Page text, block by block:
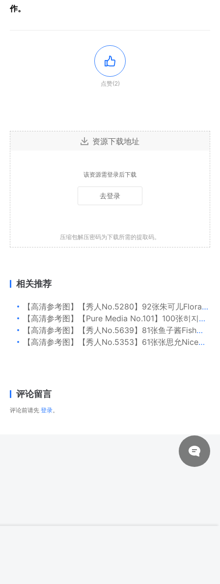
作。
点赞(2)
资源下载地址
该资源需登录后下载
去登录
压缩包解压密码为下载所需的提取码。
相关推荐
【高清参考图】【秀人No.5280】92张朱可儿Flora写真高清参考图片
【高清参考图】【Pure Media No.101】100张히지写真高清参考图片
【高清参考图】【秀人No.5639】81张鱼子酱Fish写真高清参考图片
【高清参考图】【秀人No.5353】61张张思允Nice写真高清参考图片
评论留言
评论前请先 登录。